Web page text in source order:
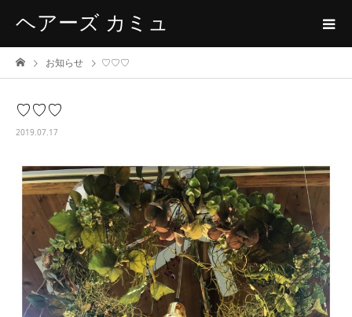
ヘアーズ カミュ
お知らせ ♡♡♡
♡♡♡
2019.07.17